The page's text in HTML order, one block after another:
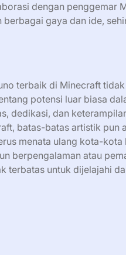
dengan penggemar
gaya dan ide,
terbaik di Minecraft
potensi luar biasa
dedikasi, dan
batas-batas artistik
menata ulang kota-
berpengalaman atau
terbatas untuk dijelajahi